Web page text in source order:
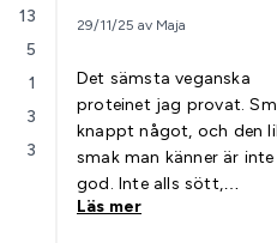
13
5
1
3
3
29/11/25 av Maja
Det sämsta veganska
proteinet jag provat.
knappt något, och den
smak man känner är inte
god. Inte alls sött,
proteinpulver kan vara
Läs mer